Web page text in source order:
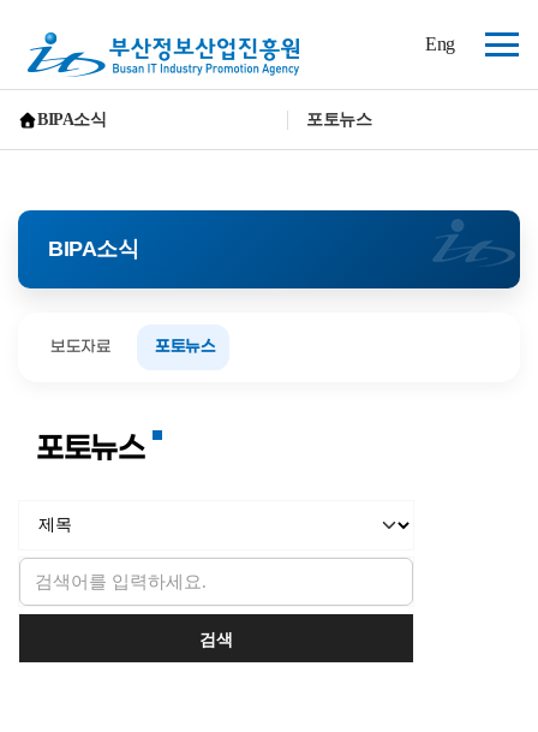
(재)
부
산
정
보
산
업
Eng
체
BIPA소식 포토뉴스
BIPA소식
보도자료 포토뉴스
포토뉴스
검색